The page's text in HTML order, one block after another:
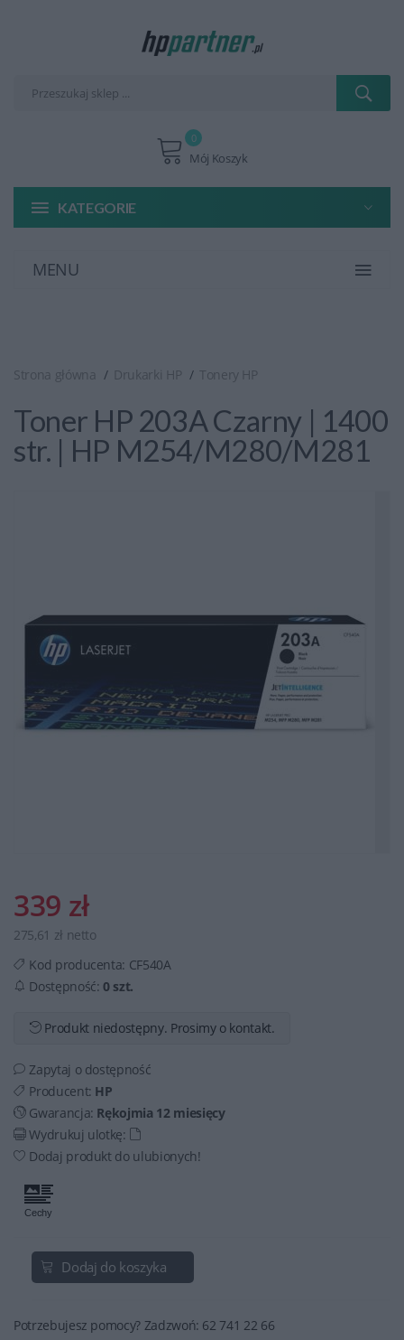
Mój Koszyk
0
KATEGORIE
MENU
Strona główna Drukarki HP Tonery HP
Toner HP 203A Czarny | 1400
str. | HP M254/M280/M281
339 zł
275,61 zł netto
Kod producenta: CF540A
Dostępność:0 szt.
Produkt niedostępny. Prosimy o kontakt.
Zapytaj o dostępność
Producent: HP
Gwarancja: Rękojmia 12 miesięcy
Wydrukuj ulotkę:
Dodaj produkt do ulubionych!
Dodaj do koszyka
Potrzebujesz pomocy? Zadzwoń: 62 741 22 66